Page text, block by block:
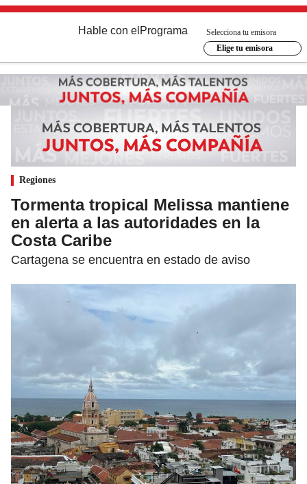
Hable con el Programa
Selecciona tu emisora
Elige tu emisora
Regiones
Tormenta tropical Melissa mantiene
en alerta a las autoridades en la
Costa Caribe
Cartagena se encuentra en estado de aviso